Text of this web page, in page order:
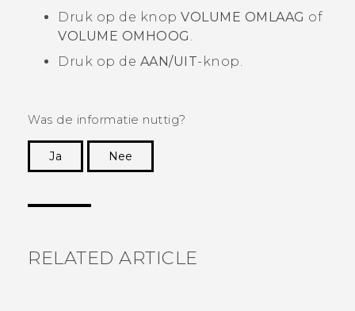
Druk op de knop VOLUME OMLAAG of
VOLUME OMHOOG .
Druk op de AAN/UIT-knop.
Was de informatie nuttig?
Ja
Nee
RELATED ARTICLE